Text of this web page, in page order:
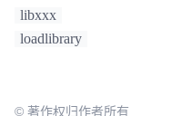
libxxx
loadlibrary
© 著作权归作者所有